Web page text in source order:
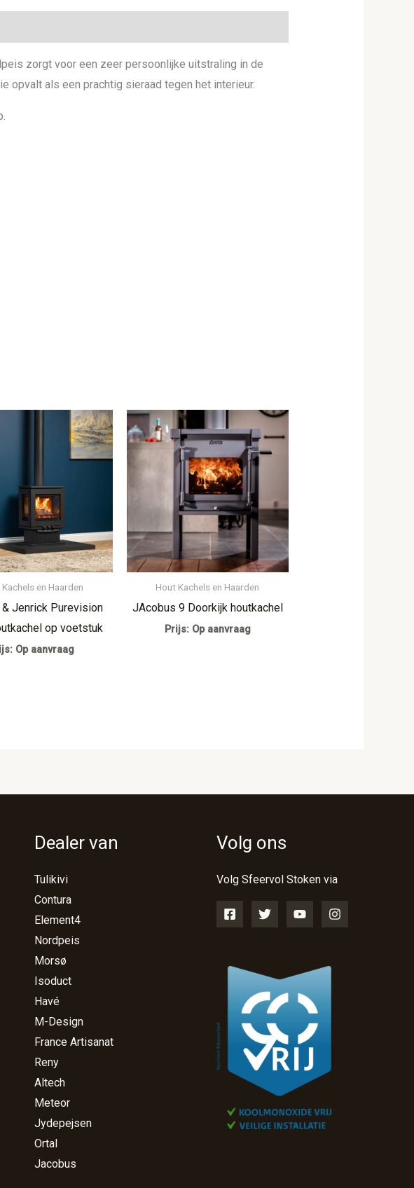
zorgt voor een zeer persoonlijke uitstraling in de
opvalt als een prachtig sieraad tegen het interieur.
en Haarden
& Jenrick Purevision
op voetstuk
Op aanvraag
Hout Kachels en Haarden
JAcobus 9 Doorkijk houtkachel
Prijs: Op aanvraag
Dealer van
Tulikivi
Contura
Element4
Nordpeis
Morsø
Isoduct
Havé
M-Design
France Artisanat
Reny
Altech
Meteor
Jydepejsen
Ortal
Jacobus
Volg ons
Volg Sfeervol Stoken via